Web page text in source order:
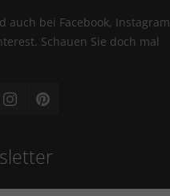
auch bei Facebook, Instagram
Schauen Sie doch mal